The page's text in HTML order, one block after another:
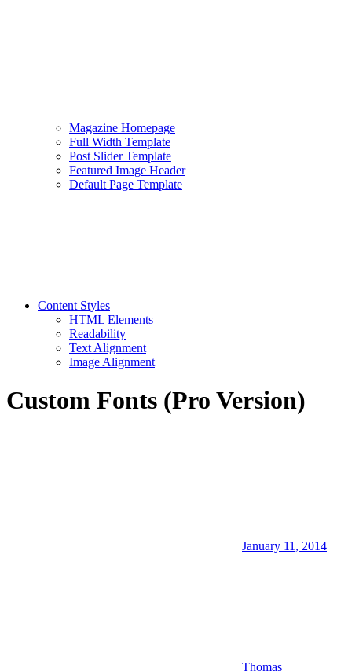
Magazine Homepage
Full Width Template
Post Slider Template
Featured Image Header
Default Page Template
Content Styles
HTML Elements
Readability
Text Alignment
Image Alignment
Custom Fonts (Pro Version)
January 11, 2014
Thomas